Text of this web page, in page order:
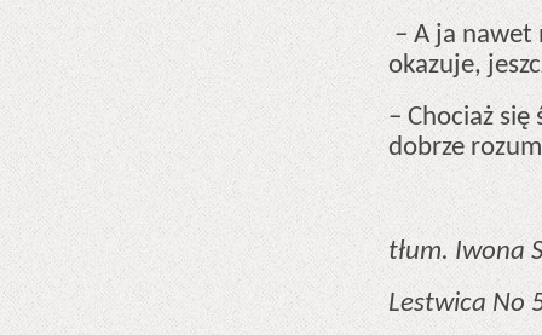
– A ja nawet
okazuje,
– Chociaż
dobrze
tłum. Iwona
Lestwica No